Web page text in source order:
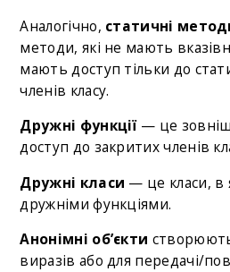
Аналогічно, статичні
методи, які не мають
мають доступ тільки до
членів класу.
Дружні функції— це
доступ до закритих членів
Дружні класи — це класи, в
дружніми функціями.
Анонімні об’єкти
виразів або для передачі/